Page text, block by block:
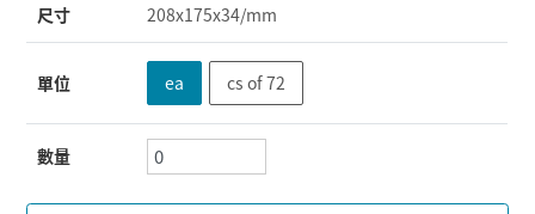
尺寸 208x175x34/mm
單位 ea cs of 72
數量